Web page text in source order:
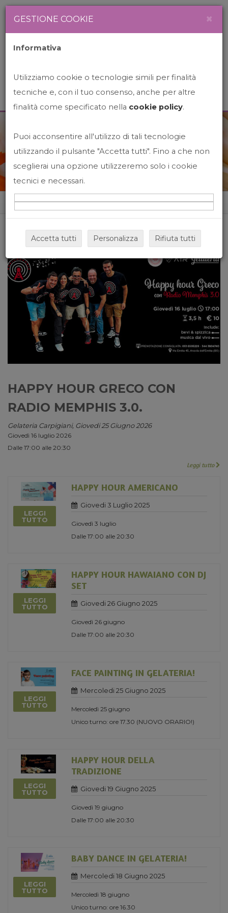
News&Events
Home News&events
HAPPY HOUR GRECO CON
RADIO MEMPHIS 3.0.
Gelateria Carpigiani, Giovedi 25 Giugno 2026
Giovedì 16 luglio 2026
Dalle 17:00 alle 20:30
Leggi tutto
LEGGI
TUTTO
HAPPY HOUR AMERICANO
Giovedi 3 Luglio 2025
Giovedì 3 luglio
Dalle 17:00 alle 20:30
LEGGI
TUTTO
HAPPY HOUR HAWAIANO CON DJ
SET
Giovedi 26 Giugno 2025
Giovedì 26 giugno
Dalle 17:00 alle 20:30
LEGGI
TUTTO
FACE PAINTING IN GELATERIA!
Mercoledi 25 Giugno 2025
Mercoledì 25 giugno
Unico turno: ore 17.30 (NUOVO ORARIO!)
LEGGI
TUTTO
HAPPY HOUR DELLA
TRADIZIONE
Giovedi 19 Giugno 2025
Giovedì 19 giugno
Dalle 17:00 alle 20:30
LEGGI
TUTTO
BABY DANCE IN GELATERIA!
Mercoledi 18 Giugno 2025
Mercoledì 18 giugno
Unico turno: ore 16.30
GESTIONE COOKIE ×
Informativa
Utilizziamo cookie o tecnologie simili per finalità
tecniche e, con il tuo consenso, anche per altre
finalità come specificato nella cookie policy.
Puoi acconsentire all'utilizzo di tali tecnologie
utilizzando il pulsante "Accetta tutti". Fino a che non
sceglierai una opzione utilizzeremo solo i cookie
tecnici e necessari.
Accetta tutti Personalizza Rifiuta tutti